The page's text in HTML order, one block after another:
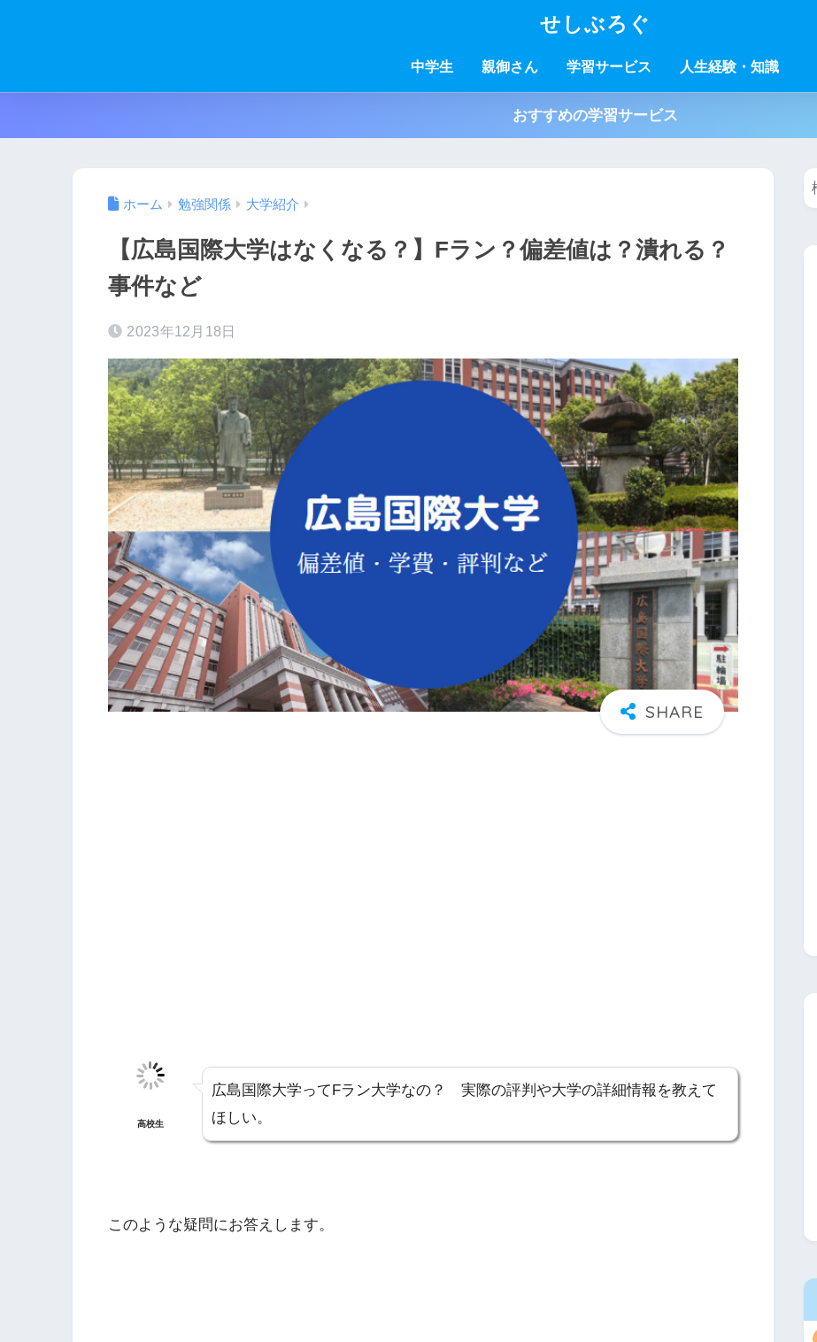
せしぶろぐ
中学生 親御さん 学習サービス 人生経験・知識
おすすめの学習サービス
ホーム 勉強関係 大学紹介
【広島国際大学はなくなる？】Fラン？偏差値は？潰れる？
事件など
2023年12月18日
高校生
広島国際大学ってFラン大学なの？ 実際の評判や大学の詳細情報を教えて
ほしい。
このような疑問にお答えします。